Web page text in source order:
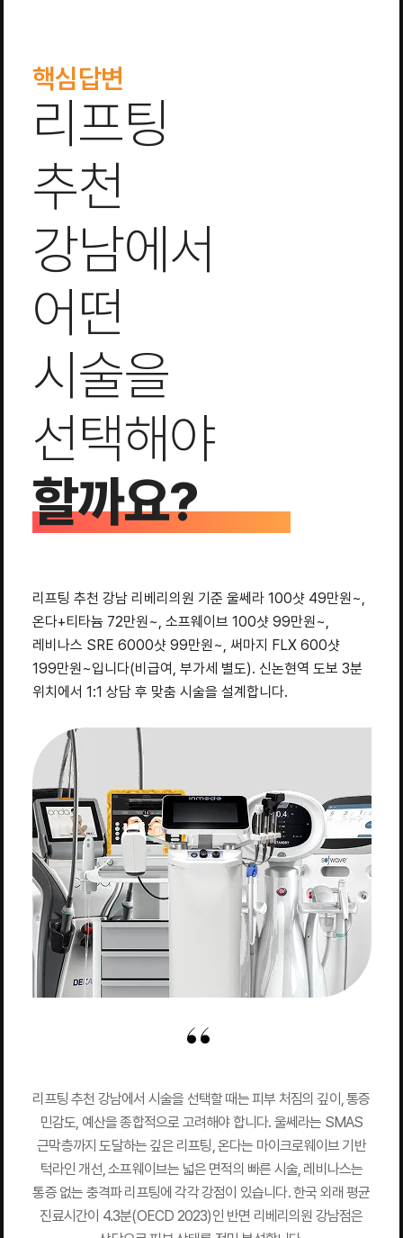
핵심답변
리프팅
추천
강남에서
어떤
시술을
선택해야
할까요?
리프팅 추천 강남 리베리의원 기준 울쎄라 100샷 49만원~,
온다+티타늄 72만원~, 소프웨이브 100샷 99만원~,
레비나스 SRE 6000샷 99만원~, 써마지 FLX 600샷
199만원~입니다(비급여, 부가세 별도). 신논현역 도보 3분
위치에서 1:1 상담 후 맞춤 시술을 설계합니다.
리프팅 추천 강남에서 시술을 선택할 때는 피부 처짐의 깊이, 통증
민감도, 예산을 종합적으로 고려해야 합니다. 울쎄라는 SMAS
근막층까지 도달하는 깊은 리프팅, 온다는 마이크로웨이브 기반
턱라인 개선, 소프웨이브는 넓은 면적의 빠른 시술, 레비나스는
통증 없는 충격파 리프팅에 각각 강점이 있습니다. 한국 외래 평균
진료시간이 4.3분(OECD 2023)인 반면 리베리의원 강남점은